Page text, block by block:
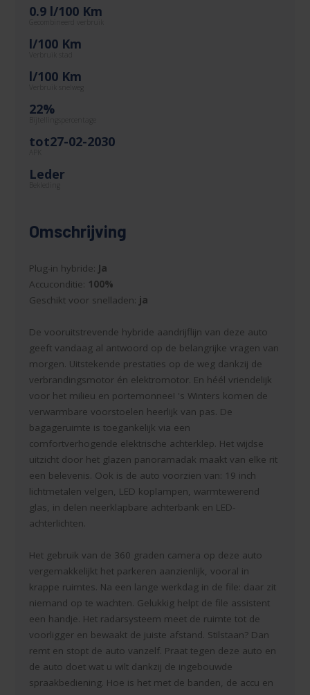
0.9 l/100 Km
l/100 Km
l/100 Km
Verbruik snelweg
22%
Bijtellingspercentage
tot27-02-2030
Leder
Bekleding
Omschrijving
Plug-in hybride: Ja
Accuconditie: 100%
Geschikt voor snelladen: ja
De vooruitstrevende hybride aandrijflijn van deze auto
geeft vandaag al antwoord op de belangrijke vragen van
morgen. Uitstekende prestaties op de weg dankzij de
verbrandingsmotor én elektromotor. En héél vriendelijk
voor het milieu en portemonnee! 's Winters komen de
verwarmbare voorstoelen heerlijk van pas. De
bagageruimte is toegankelijk via een
comfortverhogende elektrische achterklep. Het wijdse
uitzicht door het glazen panoramadak maakt van elke rit
een belevenis. Ook is de auto voorzien van: 19 inch
lichtmetalen velgen, LED koplampen, warmtewerend
glas, in delen neerklapbare achterbank en LED-
achterlichten.
Het gebruik van de 360 graden camera op deze auto
vergemakkelijkt het parkeren aanzienlijk, vooral in
krappe ruimtes. Na een lange werkdag in de file: daar zit
niemand op te wachten. Gelukkig helpt de file assistent
een handje. Het radarsysteem meet de ruimte tot de
voorligger en bewaakt de juiste afstand. Stilstaan? Dan
remt en stopt de auto vanzelf. Praat tegen deze auto en
de auto doet wat u wilt dankzij de ingebouwde
spraakbediening. Hoe is het met de banden, de accu en